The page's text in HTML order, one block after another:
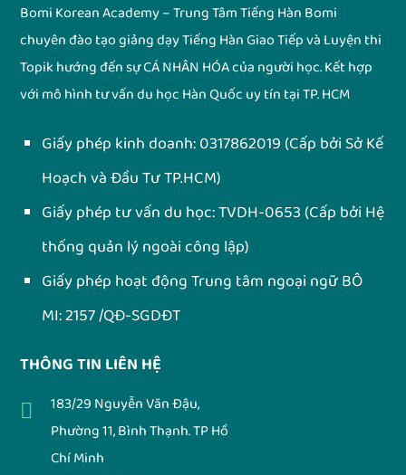
Bomi Korean Academy – Trung Tâm Tiếng Hàn Bomi
chuyên đào tạo giảng dạy Tiếng Hàn Giao Tiếp và Luyện thi
Topik hướng đến sự CÁ NHÂN HÓA của người học. Kết hợp
với mô hình tư vấn du học Hàn Quốc uy tín tại TP. HCM
Giấy phép kinh doanh:0317862019 (Cấp bởi Sở Kế
Hoạch và Đầu Tư TP.HCM)
Giấy phép tư vấn du học:TVDH-0653 (Cấp bởi Hệ
thống quản lý ngoài công lập)
Giấy phép hoạt động Trung tâm ngoại ngữ BÔ
MI: 2157 /QĐ-SGDĐT
THÔNG TIN LIÊN HỆ
183/29 Nguyễn Văn Đậu,
Phường 11, Bình Thạnh. TP Hồ
Chí Minh